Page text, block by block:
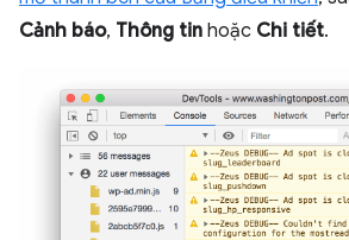
Cảnh báo, Thông tin hoặc Chi tiết.